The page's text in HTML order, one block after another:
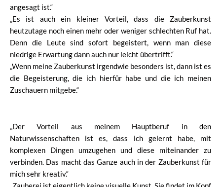
angesagt ist.“
„Es ist auch ein kleiner Vorteil, dass die Zauberkunst
heutzutage noch einen mehr oder weniger schlechten Ruf hat.
Denn die Leute sind sofort begeistert, wenn man diese
niedrige Erwartung dann auch nur leicht übertrifft.“
„Wenn meine Zauberkunst irgendwie besonders ist, dann ist es
die Begeisterung, die ich hierfür habe und die ich meinen
Zuschauern mitgebe.“
„Der Vorteil aus meinem Hauptberuf in den
Naturwissenschaften ist es, dass ich gelernt habe, mit
komplexen Dingen umzugehen und diese miteinander zu
verbinden. Das macht das Ganze auch in der Zauberkunst für
mich sehr kreativ.“